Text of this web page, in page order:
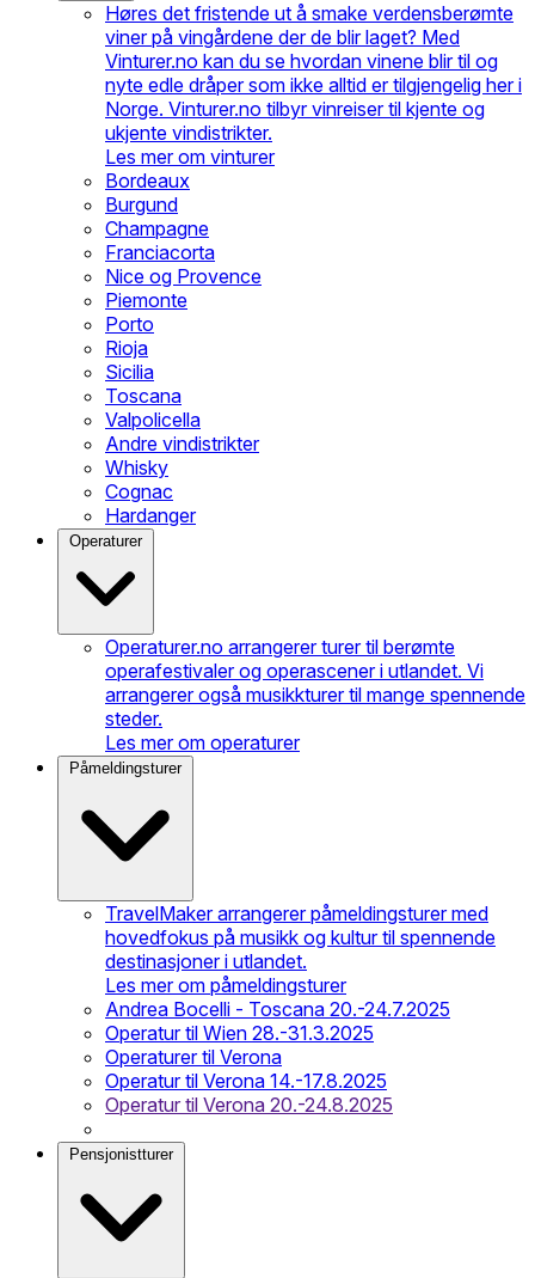
Høres det fristende ut å smake verdensberømte
viner på vingårdene der de blir laget? Med
Vinturer.no kan du se hvordan vinene blir til og
nyte edle dråper som ikke alltid er tilgjengelig her i
Norge. Vinturer.no tilbyr vinreiser til kjente og
ukjente vindistrikter.
Les mer om vinturer
Bordeaux
Burgund
Champagne
Franciacorta
Nice og Provence
Piemonte
Porto
Rioja
Sicilia
Toscana
Valpolicella
Andre vindistrikter
Whisky
Cognac
Hardanger
Operaturer
Operaturer.no arrangerer turer til berømte
operafestivaler og operascener i utlandet. Vi
arrangerer også musikkturer til mange spennende
steder.
Les mer om operaturer
Påmeldingsturer
TravelMaker arrangerer påmeldingsturer med
hovedfokus på musikk og kultur til spennende
destinasjoner i utlandet.
Les mer om påmeldingsturer
Andrea Bocelli - Toscana 20.-24.7.2025
Operatur til Wien 28.-31.3.2025
Operaturer til Verona
Operatur til Verona 14.-17.8.2025
Operatur til Verona 20.-24.8.2025
Pensjonistturer